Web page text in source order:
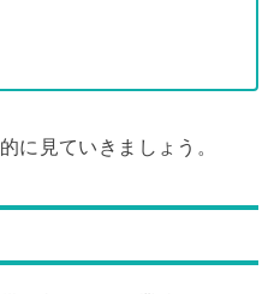
に見ていきましょう。